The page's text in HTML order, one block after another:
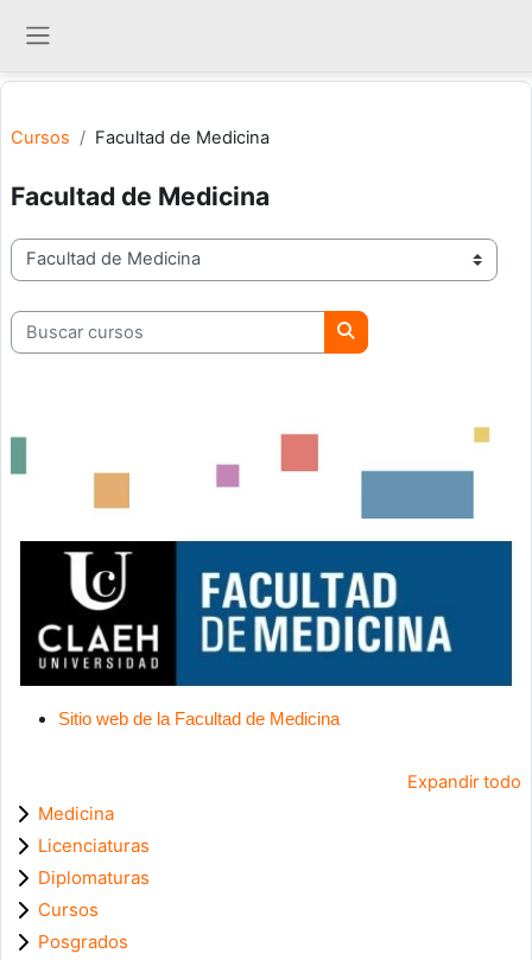
Cursos Facultad de Medicina
Facultad de Medicina
Categorías
Buscar cursos
Buscar cursos
Sitio web de la Facultad de Medicina
Expandir todo
Medicina
Licenciaturas
Diplomaturas
Cursos
Posgrados